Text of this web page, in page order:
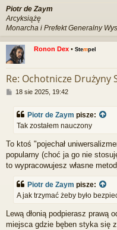
Piotr de Zaym
Arcyksiążę
Monarcha i Prefekt Generalny
Ronon Dex • Stempel
Re: Ochotnicze Drużyny
P
s
18 sie 2025, 19:42
Piotr de Zaym pisze:
Tak zostałem nauczony
To ktoś "pojechał
popularny (choć ja go nie
to wypracowujesz własne
Piotr de Zaym pisze:
A jak trzymać żeby było
Lewą dłonią podpierasz prawą
miejsca gdzie bęben styka się